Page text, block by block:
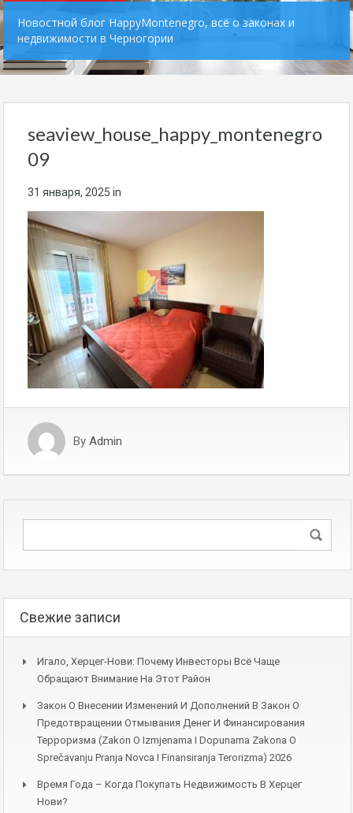
Новостной блог HappyMontenegro, всё о законах и
недвижимости в Черногории
seaview_house_happy_montenegro
09
31 января, 2025 in
By Admin
Свежие записи
Игало, Херцег-Нови: Почему Инвесторы Всё Чаще
Обращают Внимание На Этот Район
Закон О Внесении Изменений И Дополнений В Закон О
Предотвращении Отмывания Денег И Финансирования
Терроризма (Zakon O Izmjenama I Dopunama Zakona O
Sprečavanju Pranja Novca I Finansiranja Terorizma) 2026
Время Года – Когда Покупать Недвижимость В Херцег
Нови?